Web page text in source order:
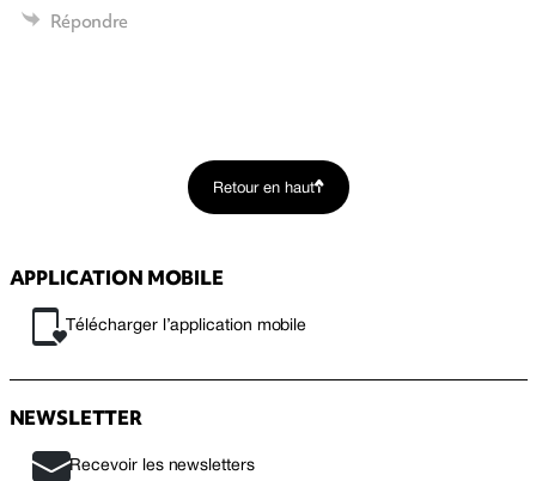
Répondre
Retour en haut
APPLICATION MOBILE
Télécharger l’application mobile
NEWSLETTER
Recevoir les newsletters